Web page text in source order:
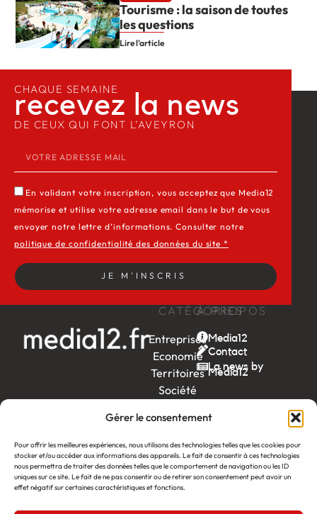
Gérer le consentement
Pour offrir les meilleures expériences, nous utilisons des technologies telles que les cookies pour
stocker et/ou accéder aux informations des appareils. Le fait de consentir à ces technologies
nous permettra de traiter des données telles que le comportement de navigation ou les ID
uniques sur ce site. Le fait de ne pas consentir ou de retirer son consentement peut avoir un
effet négatif sur certaines caractéristiques et fonctions.
Tourisme : la saison de toutes
les questions
Lire l'article
CATÉGORIES
Entreprises
Economie
Territoires
Société
end
Ambition
by EDF
itw
by
Léa
À PROPOS
Media12
Contact
La news by
Média12
CHAQUE SEMAINE
recevez la news​
DE CEUX QUI FONT L’AVEYRON
En validant votre inscription, vous acceptez que Media12
mémorise et utilise votre adresse email dans le but de vous
envoyer notre lettre d’informations. Consulter notre
politique de confidentialité des données du site *
JE M'INSCRIS